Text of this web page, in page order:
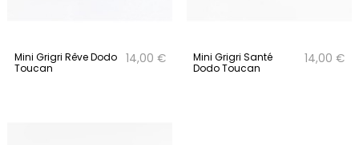
Mini Grigri Rêve Dodo
Toucan
14,00 €
Mini Grigri Santé
Dodo Toucan
14,00 €